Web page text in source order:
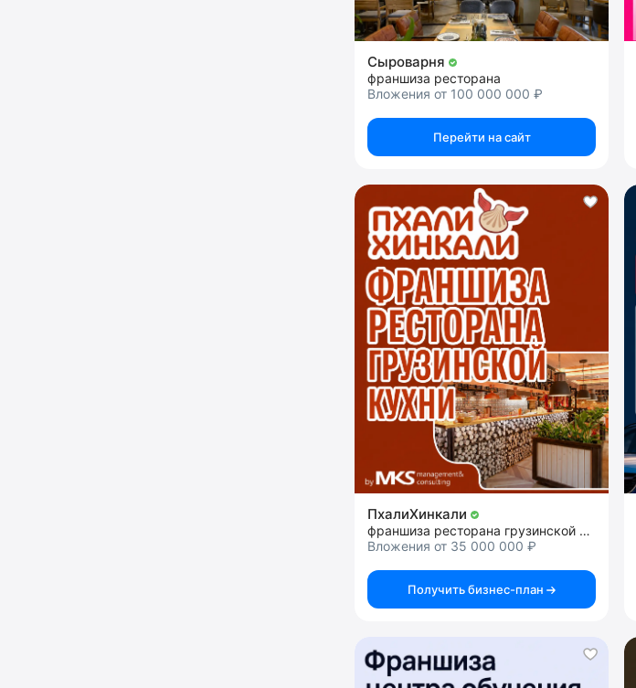
Сыроварня
франшиза ресторана
Вложения от 100 000 000 ₽
Перейти на сайт
ПхалиХинкали
франшиза ресторана грузинской кухни
Вложения от 35 000 000 ₽
Получить бизнес-план